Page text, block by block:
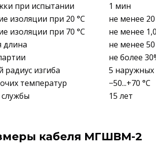
при испытании
1 мин
изоляции при 20 °С
не менее
изоляции при 70 °С
не менее
длина
не менее
не более
изгиба
5
температур
−50...+70 °C
15 лет
кабеля МГШВМ-2